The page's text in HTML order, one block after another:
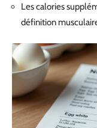
Les calories
définition